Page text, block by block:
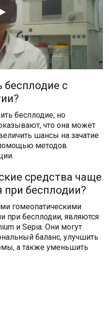
с
бесплодие, но
что она может
шансы на зачатие
методов
средства чаще
при бесплодии?
гомеопатическими
при бесплодии, являются
и Sepia. Они могут
баланс, улучшить
а также уменьшить